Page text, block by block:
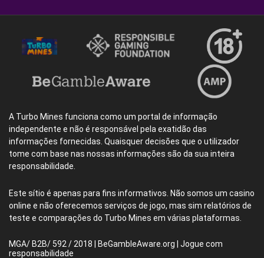
A Turbo Mines funciona como um portal de informação
independente e não é responsável pela exatidão das
informações fornecidas. Quaisquer decisões que o utilizador
tome com base nas nossas informações são da sua inteira
responsabilidade.
Este sítio é apenas para fins informativos. Não somos um casino
online e não oferecemos serviços de jogo, mas sim relatórios de
teste e comparações do Turbo Mines em várias plataformas.
MGA/ B2B/ 592 / 2018 | BeGambleAware.org | Jogue com
responsabilidade